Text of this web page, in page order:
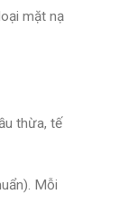
mặt nạ
thừa, tế
Mỗi